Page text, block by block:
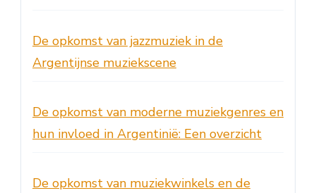
De opkomst van jazzmuziek in de
Argentijnse muziekscene
De opkomst van moderne muziekgenres en
hun invloed in Argentinië: Een overzicht
De opkomst van muziekwinkels en de